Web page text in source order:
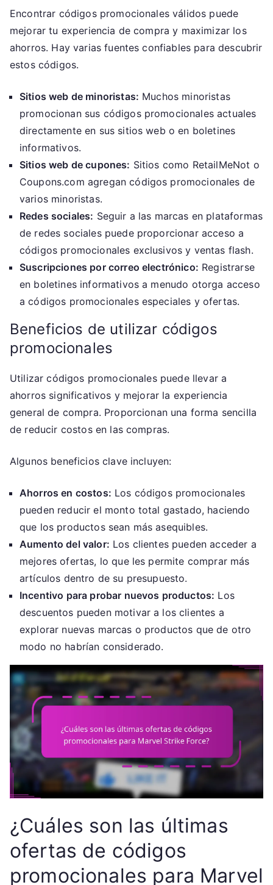
Encontrar códigos promocionales válidos puede
mejorar tu experiencia de compra y maximizar los
ahorros. Hay varias fuentes confiables para descubrir
estos códigos.
Sitios web de minoristas: Muchos minoristas
promocionan sus códigos promocionales actuales
directamente en sus sitios web o en boletines
informativos.
Sitios web de cupones: Sitios como RetailMeNot o
Coupons.com agregan códigos promocionales de
varios minoristas.
Redes sociales: Seguir a las marcas en plataformas
de redes sociales puede proporcionar acceso a
códigos promocionales exclusivos y ventas flash.
Suscripciones por correo electrónico: Registrarse
en boletines informativos a menudo otorga acceso
a códigos promocionales especiales y ofertas.
Beneficios de utilizar códigos
promocionales
Utilizar códigos promocionales puede llevar a
ahorros significativos y mejorar la experiencia
general de compra. Proporcionan una forma sencilla
de reducir costos en las compras.
Algunos beneficios clave incluyen:
Ahorros en costos: Los códigos promocionales
pueden reducir el monto total gastado, haciendo
que los productos sean más asequibles.
Aumento del valor: Los clientes pueden acceder a
mejores ofertas, lo que les permite comprar más
artículos dentro de su presupuesto.
Incentivo para probar nuevos productos: Los
descuentos pueden motivar a los clientes a
explorar nuevas marcas o productos que de otro
modo no habrían considerado.
¿Cuáles son las últimas
ofertas de códigos
promocionales para Marvel